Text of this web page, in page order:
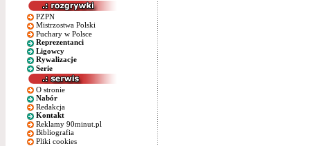
PZPN
Mistrzostwa Polski
Puchary w Polsce
Reprezentanci
Ligowcy
Rywalizacje
Serie
O stronie
Nabór
Redakcja
Kontakt
Reklamy 90minut.pl
Bibliografia
Pliki cookies